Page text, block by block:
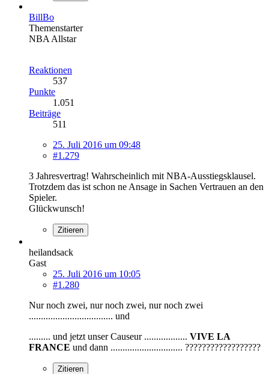
BillBo
Themenstarter
NBA Allstar
Reaktionen
537
Punkte
1.051
Beiträge
511
25. Juli 2016 um 09:48
#1.279
3 Jahresvertrag! Wahrscheinlich mit NBA-Ausstiegsklausel.
Trotzdem das ist schon ne Ansage in Sachen Vertrauen an den
Spieler.
Glückwunsch!
Zitieren
heilandsack
Gast
25. Juli 2016 um 10:05
#1.280
Nur noch zwei, nur noch zwei, nur noch zwei
................................... und
......... und jetzt unser Causeur .................. VIVE LA
FRANCE und dann .............................. ??????????????????
Zitieren